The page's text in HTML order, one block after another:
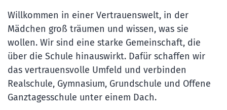
Willkommen in einer Vertrauenswelt, in der
Mädchen groß träumen und wissen, was sie
wollen. Wir sind eine starke Gemeinschaft, die
über die Schule hinauswirkt. Dafür schaffen wir
das vertrauensvolle Umfeld und verbinden
Realschule, Gymnasium, Grundschule und Offene
Ganztagesschule unter einem Dach.